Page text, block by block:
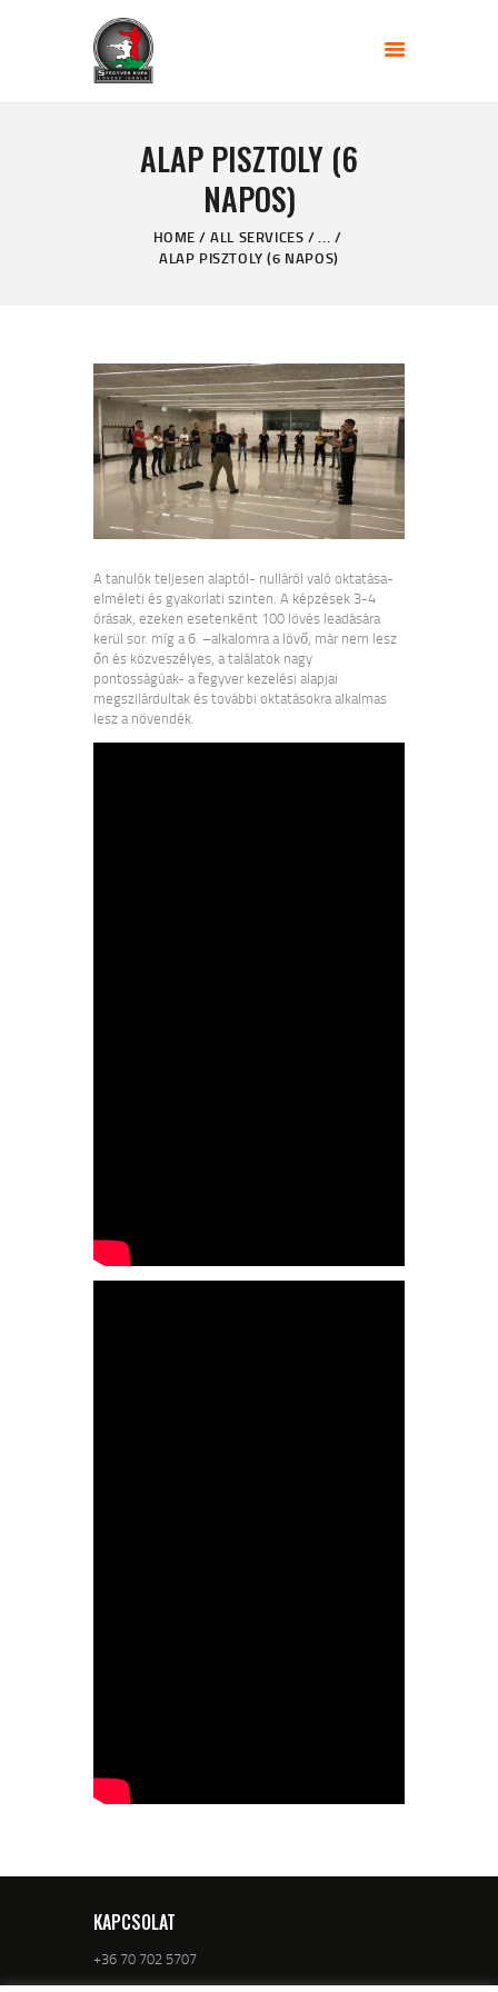
ALAP PISZTOLY (6
NAPOS)
HOME ALL SERVICES
...
ALAP PISZTOLY (6 NAPOS)
FŐOLDAL
KÉPZÉS TÍPUSOK
AKTUÁLIS KÉPZÉSEK
SZAKMAI MUNKÁSSÁGOM
A tanulók teljesen alaptól- nulláról való oktatása-
elméleti és gyakorlati szinten. A képzések 3-4
órásak, ezeken esetenként 100 lövés leadására
kerül sor. míg a 6. –alkalomra a lövő, már nem lesz
őn és közveszélyes, a találatok nagy
pontosságúak- a fegyver kezelési alapjai
megszilárdultak és további oktatásokra alkalmas
lesz a növendék.
KAPCSOLAT
+36 70 702 5707